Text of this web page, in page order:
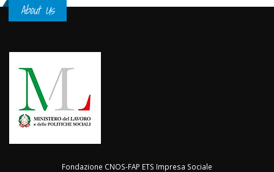
About Us
Fondazione CNOS-FAP ETS Impresa Sociale